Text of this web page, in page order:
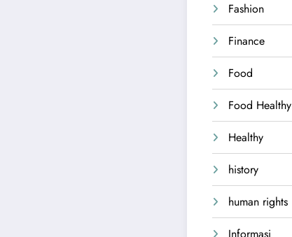
Fashion
Finance
Food
Food Healthy
Healthy
history
human rights